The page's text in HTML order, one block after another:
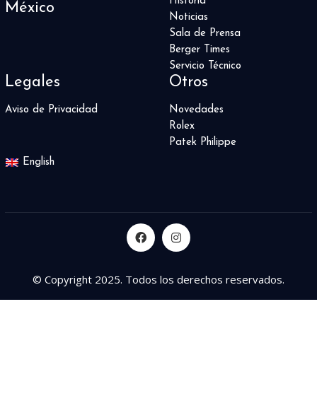
México
Noticias
Sala de Prensa
Berger Times
Servicio Técnico
Legales
Aviso de Privacidad
Otros
Novedades
Rolex
Patek Philippe
English
© Copyright 2025. Todos los derechos reservados.